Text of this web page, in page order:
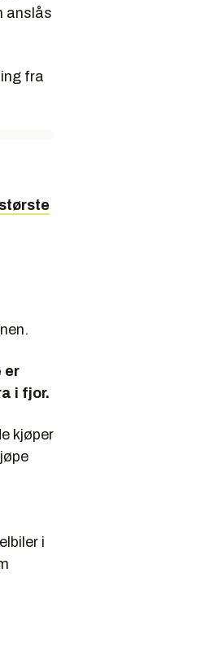
anslås
fra
er
i fjor.
kjøper
i